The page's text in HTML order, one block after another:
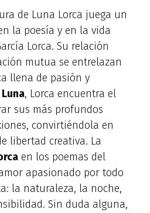
de Luna Lorca juega un
la poesía y en la vida
Lorca. Su relación
mutua se entrelazan
llena de pasión y
Luna, Lorca encuentra el
sus más profundos
convirtiéndola en
libertad creativa. La
en los poemas del
apasionado por todo
la naturaleza, la noche,
Sin duda alguna,